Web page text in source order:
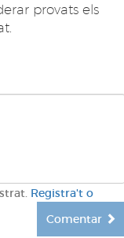
provats els
Registra't o
Comentar